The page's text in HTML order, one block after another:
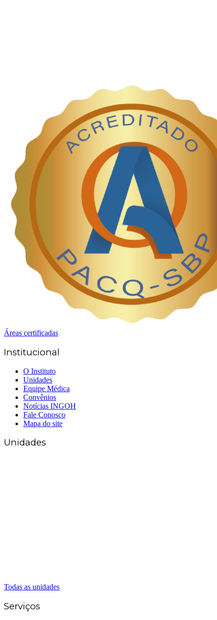
Áreas certificadas
Institucional
O Instituto
Unidades
Equipe Médica
Convênios
Notícias INGOH
Fale Conosco
Mapa do site
Unidades
Todas as unidades
Serviços